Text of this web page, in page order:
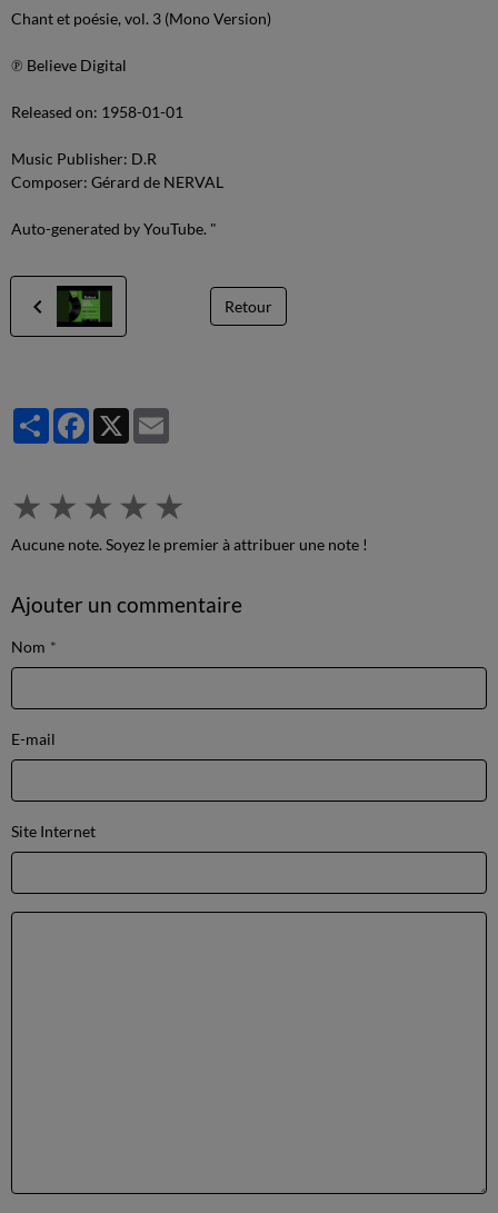
Chant et poésie, vol. 3 (Mono Version)
℗ Believe Digital
Released on: 1958-01-01
Music Publisher: D.R
Composer: Gérard de NERVAL
Auto-generated by YouTube. "
Retour
PartagerFacebook
X
★ ★ ★ ★ ★
Aucune note. Soyez le premier à attribuer une note !
Ajouter un commentaire
Nom
E-mail
Site Internet